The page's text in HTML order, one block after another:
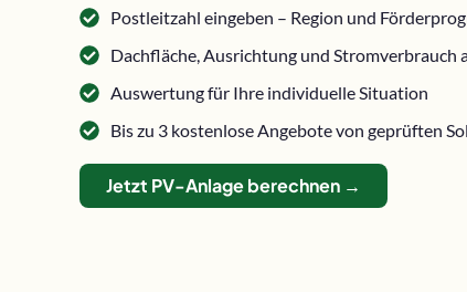
Postleitzahl eingeben – Region und
Dachfläche, Ausrichtung und Stromverbrauch
Auswertung für Ihre individuelle Situation
Bis zu 3 kostenlose Angebote von geprüften
Jetzt PV-Anlage berechnen →